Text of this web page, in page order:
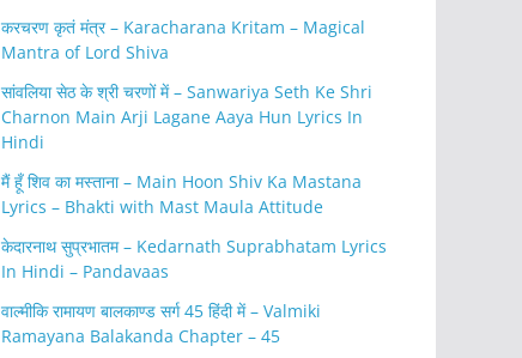
करचरण कृतं मंत्र – Karacharana Kritam – Magical
Mantra of Lord Shiva
सांवलिया सेठ के श्री चरणों में – Sanwariya Seth Ke Shri
Charnon Main Arji Lagane Aaya Hun Lyrics In
Hindi
मैं हूँ शिव का मस्ताना – Main Hoon Shiv Ka Mastana
Lyrics – Bhakti with Mast Maula Attitude
केदारनाथ सुप्रभातम – Kedarnath Suprabhatam Lyrics
In Hindi – Pandavaas
वाल्मीकि रामायण बालकाण्ड सर्ग 45 हिंदी में – Valmiki
Ramayana Balakanda Chapter – 45